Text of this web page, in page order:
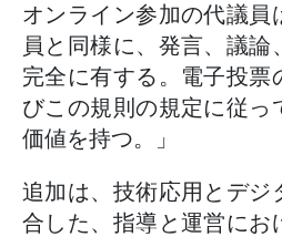
オンライン参加の代議員
員と同様に、発言、議論
完全に有する。電子投票
びこの規則の規定に従っ
価値を持つ。」
追加は、技術応用とデジ
合した、指導と運営にお